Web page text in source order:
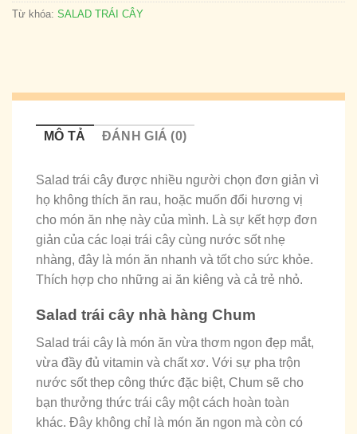
Từ khóa: SALAD TRÁI CÂY
MÔ TẢ ĐÁNH GIÁ (0)
Salad trái cây được nhiều người chọn đơn giản vì
họ không thích ăn rau, hoặc muốn đổi hương vị
cho món ăn nhẹ này của mình. Là sự kết hợp đơn
giản của các loại trái cây cùng nước sốt nhẹ
nhàng, đây là món ăn nhanh và tốt cho sức khỏe.
Thích hợp cho những ai ăn kiêng và cả trẻ nhỏ.
Salad trái cây nhà hàng Chum
Salad trái cây là món ăn vừa thơm ngon đẹp mắt,
vừa đầy đủ vitamin và chất xơ. Với sự pha trộn
nước sốt thep công thức đặc biệt, Chum sẽ cho
bạn thưởng thức trái cây một cách hoàn toàn
khác. Đây không chỉ là món ăn ngon mà còn có